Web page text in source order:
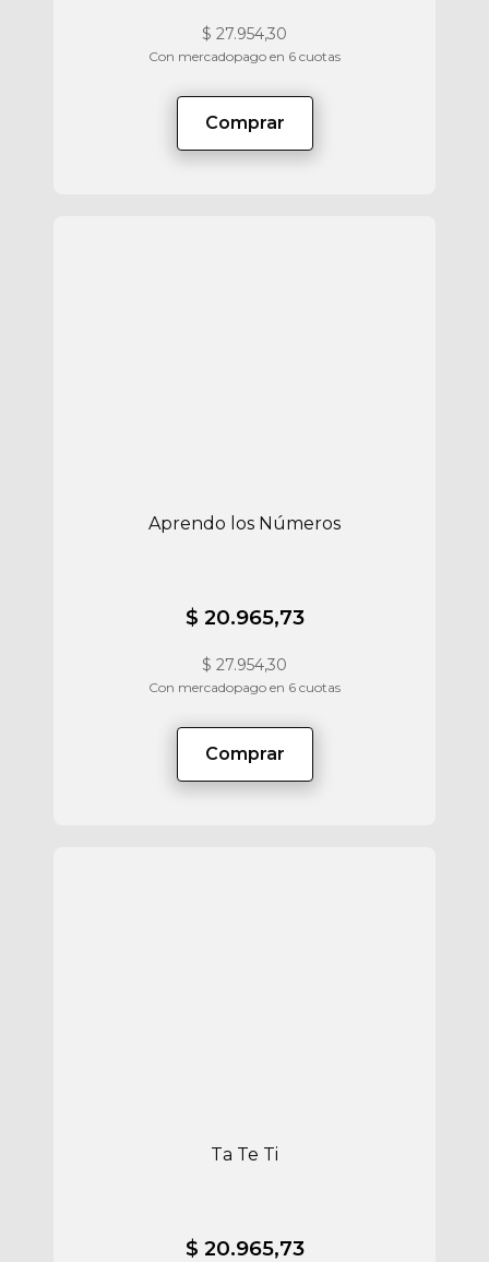
$ 27.954,30
Con mercadopago en 6 cuotas
Comprar
Aprendo los Números
$ 20.965,73
$ 27.954,30
Con mercadopago en 6 cuotas
Comprar
Ta Te Ti
$ 20.965,73